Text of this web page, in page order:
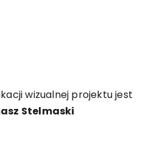
wizualnej projektu jest
Stelmaski